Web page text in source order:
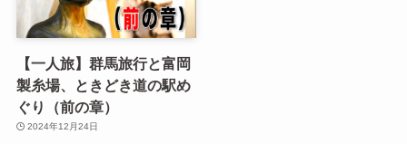
【一人旅】群馬旅行と富岡
製糸場、ときどき道の駅め
ぐり（前の章）
2024年12月24日